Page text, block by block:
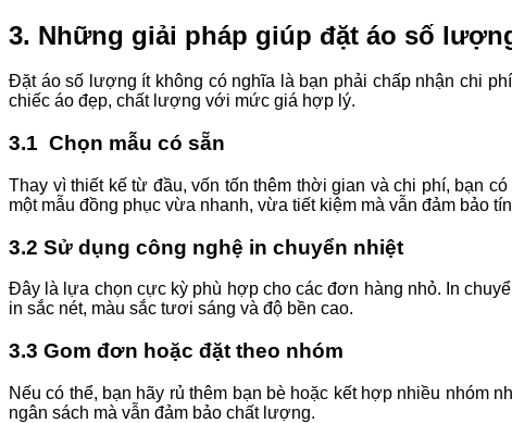
3. Những giải pháp giúp đặt áo số
Đặt áo số lượng ít không có nghĩa là bạn phải chấp nhận chi
chiếc áo đẹp, chất lượng với mức giá hợp lý.
3.1 Chọn mẫu có sẵn
Thay vì thiết kế từ đầu, vốn tốn thêm thời gian và chi phí, bạn
một mẫu đồng phục vừa nhanh, vừa tiết kiệm mà vẫn đảm bảo
3.2 Sử dụng công nghệ in chuyển nhiệt
Đây là lựa chọn cực kỳ phù hợp cho các đơn hàng nhỏ. In
in sắc nét, màu sắc tươi sáng và độ bền cao.
3.3 Gom đơn hoặc đặt theo nhóm
Nếu có thể, bạn hãy rủ thêm bạn bè hoặc kết hợp nhiều nhóm
ngân sách mà vẫn đảm bảo chất lượng.